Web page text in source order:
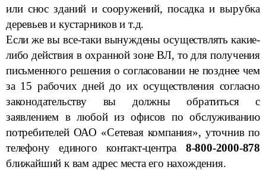
или снос зданий и сооружений, посадка и вырубка
деревьев и кустарников и т.д.
Если же вы все-таки вынуждены осуществлять какие-
либо действия в охранной зоне ВЛ, то для получения
письменного решения о согласовании не позднее чем
за 15 рабочих дней до их осуществления согласно
законодательству вы должны обратиться с
заявлением в любой из офисов по обслуживанию
потребителей ОАО «Сетевая компания», уточнив по
телефону единого контакт-центра 8-800-2000-878
ближайший к вам адрес места его нахождения.